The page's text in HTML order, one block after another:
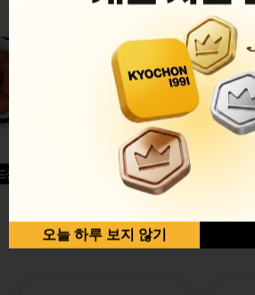
글윙
반반순살[레드+허니]
오늘 하루 보지 않기